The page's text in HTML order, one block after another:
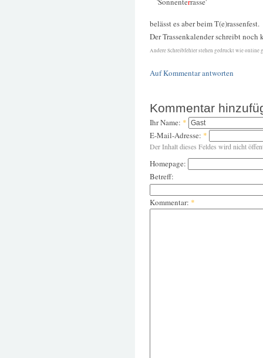
belässt es aber beim T(e)rassenfest.
Der Trassenkalender schreibt noch
Andere Schreibfehler stehen gedruckt wie online
Auf Kommentar antworten
Kommentar
Ihr Name: *
E-Mail-Adresse: *
Der Inhalt dieses Feldes wird nicht
Homepage:
Betreff:
Kommentar: *